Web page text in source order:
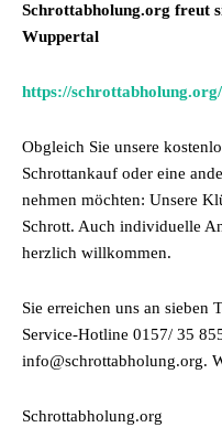
Schrottabholung.org freut
Wuppertal
https://
Obgleich Sie unsere
Schrottankauf oder eine
nehmen möchten: Unsere
Schrott. Auch individuelle
herzlich willkommen.
Sie erreichen uns an sieben
Service-Hotline 0157/ 35
info@schrottabholung.org.
Schrottabholung.org